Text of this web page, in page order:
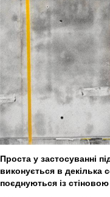
Проста у застосуванні
виконується в декілька
поєднуються із